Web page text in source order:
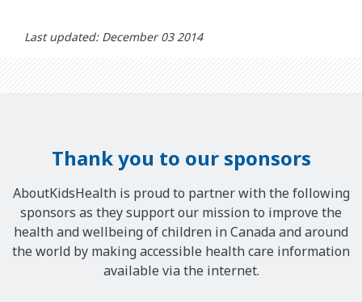
Last updated: December 03 2014
Thank you to our sponsors
AboutKidsHealth is proud to partner with the following
sponsors as they support our mission to improve the
health and wellbeing of children in Canada and around
the world by making accessible health care information
available via the internet.